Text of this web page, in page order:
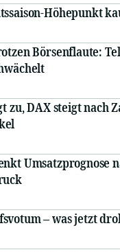
Höhepunkt
Börsenflaute:
zu, DAX steigt nach
Umsatzprognose
– was jetzt